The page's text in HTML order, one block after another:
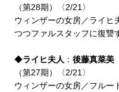
（第28期）〈2/21〉
ウィンザーの女房／ライヒ
つつファルスタッフに復讐
◆ライヒ夫人 ： 後藤真菜美
（第27期）〈2/21〉
ウィンザーの女房／フルー